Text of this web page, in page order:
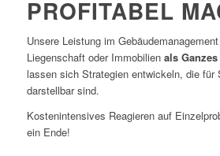
PROFITABEL
Unsere Leistung im
Liegenschaft oder Immobilien als Ganzes
lassen sich Strategien entwickeln, die für
darstellbar sind.
Kostenintensives Reagieren auf
ein Ende!